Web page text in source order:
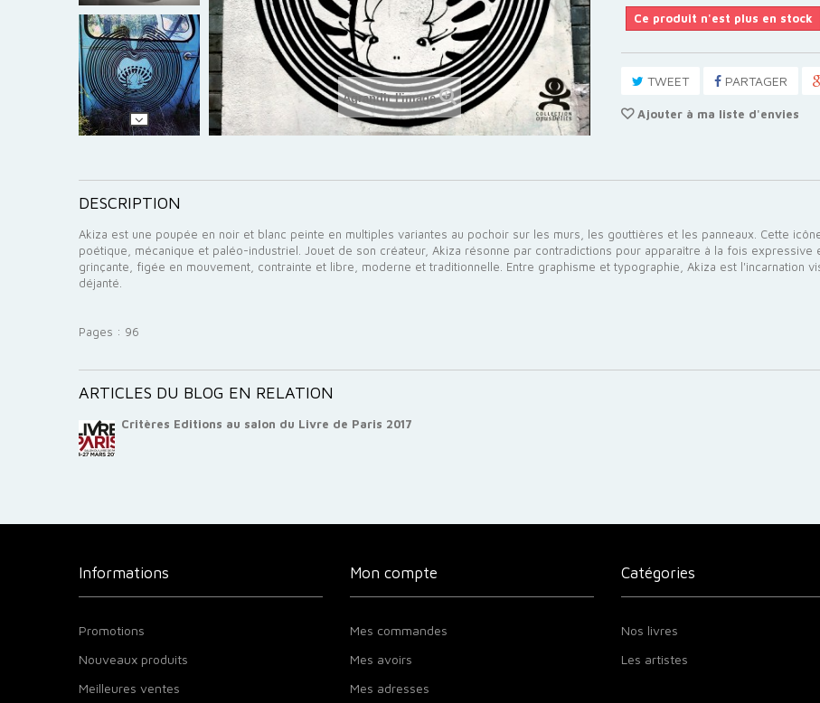
Agrandir l'image
Ce produit n'est plus en stock
TWEET PARTAGER
Ajouter à ma liste d'envies
DESCRIPTION
Akiza est une poupée en noir et blanc peinte en multiples variantes au pochoir sur les murs, les gouttières et les panneaux. Cette
poétique, mécanique et paléo-industriel. Jouet de son créateur, Akiza résonne par contradictions pour apparaître à la fois
grinçante, figée en mouvement, contrainte et libre, moderne et traditionnelle. Entre graphisme et typographie, Akiza est l'incarnation
déjanté.
Pages : 96
ARTICLES DU BLOG EN RELATION
Critères Editions au salon du Livre de Paris 2017
Informations
Promotions
Nouveaux produits
Meilleures ventes
Mon compte
Mes commandes
Mes avoirs
Mes adresses
Catégories
Nos livres
Les artistes